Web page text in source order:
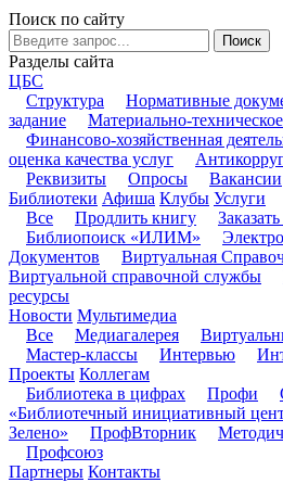
Поиск по сайту
Поиск
Разделы сайта
ЦБС
Структура
Нормативные
задание
Материально-
Финансово-хозяйственная
оценка качества услуг
Реквизиты
Опросы
Вакансии
Библиотеки Афиша Клубы Услуги
Все
Продлить книгу
Библиопоиск «ИЛИМ»
Документов
Виртуальная
Виртуальной справочной службы
ресурсы
Новости Мультимедиа
Все
Медиагалерея
Мастер-классы
Интервью
Проекты Коллегам
Библиотека в цифрах
Профи
«Библиотечный инициативный
Зелено»
ПрофВторник
Профсоюз
Партнеры Контакты